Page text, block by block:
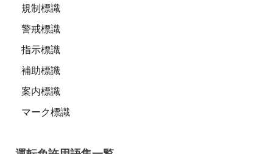
規制標識
警戒標識
指示標識
補助標識
案内標識
マーク標識